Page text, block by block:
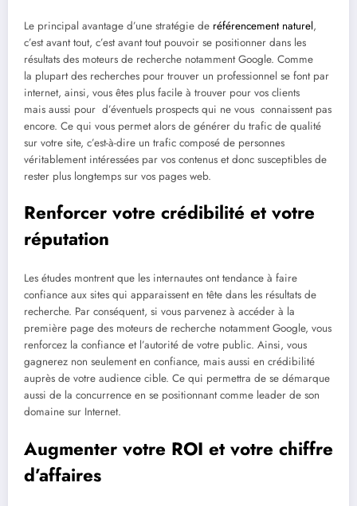
Le principal avantage d’une stratégie de référencement naturel,
c’est avant tout, c’est avant tout pouvoir se positionner dans les
résultats des moteurs de recherche notamment Google. Comme
la plupart des recherches pour trouver un professionnel se font par
internet, ainsi, vous êtes plus facile à trouver pour vos clients
mais aussi pour d’éventuels prospects qui ne vous connaissent pas
encore. Ce qui vous permet alors de générer du trafic de qualité
sur votre site, c’est-à-dire un trafic composé de personnes
véritablement intéressées par vos contenus et donc susceptibles de
rester plus longtemps sur vos pages web.
Renforcer votre crédibilité et votre
réputation
Les études montrent que les internautes ont tendance à faire
confiance aux sites qui apparaissent en tête dans les résultats de
recherche. Par conséquent, si vous parvenez à accéder à la
première page des moteurs de recherche notamment Google, vous
renforcez la confiance et l’autorité de votre public. Ainsi, vous
gagnerez non seulement en confiance, mais aussi en crédibilité
auprès de votre audience cible. Ce qui permettra de se démarque
aussi de la concurrence en se positionnant comme leader de son
domaine sur Internet.
Augmenter votre ROI et votre chiffre
d’affaires